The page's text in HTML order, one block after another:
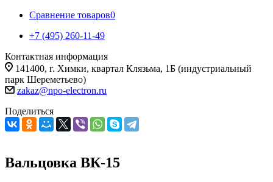
Сравнение товаров0
+7 (495) 260-11-49
Контактная информация
141400, г. Химки, квартал Клязьма, 1Б (индустриальный
парк Шереметьево)
zakaz@npo-electron.ru
Поделиться
Вальцовка ВК-15